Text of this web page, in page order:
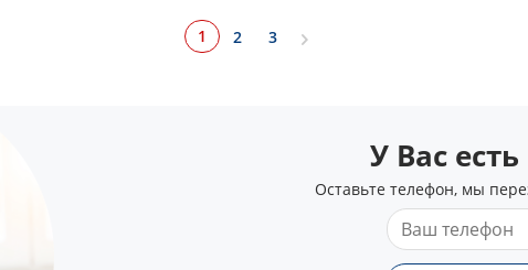
1
2 3
У Вас
Оставьте телефон, мы